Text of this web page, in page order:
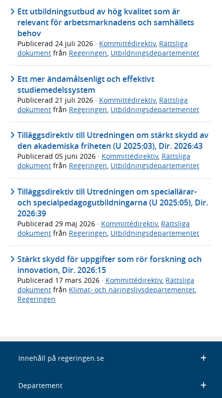
Ett utbildningsutbud av hög kvalitet som är
relevant för arbetsmarknadens och samhällets
behov
Publicerad 24 juli 2026 · Kommittédirektiv, Rättsliga
dokument från Regeringen, Utbildningsdepartementet
Ett mer ändamålsenligt och effektivt
studiemedelssystem
Publicerad 21 juli 2026 · Kommittédirektiv, Rättsliga
dokument från Regeringen Utbildningsdepartementet
Tilläggsdirektiv till Utredningen om stärkt skydd av
den akademiska friheten (U 2025:03), Dir. 2026:43
Publicerad 05 juni 2026 · Kommittédirektiv, Rättsliga
dokument från Regeringen, Utbildningsdepartementet
Tilläggsdirektiv till Utredningen om speciallärar-
och specialpedagogutbildningarna (U 2025:05), Dir.
2026:39
Publicerad 29 maj 2026 · Kommittédirektiv, Rättsliga
dokument från Regeringen, Utbildningsdepartementet
Stärkt skydd för uppgifter som rör forskning och
innovation, Dir. 2026:15
Publicerad 17 mars 2026 · Kommittédirektiv, Rättsliga
dokument från Klimat- och näringslivsdepartementet
Regeringen
Innehåll på regeringen.se
Departement